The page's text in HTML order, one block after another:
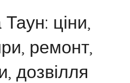
ціни,
ремонт,
дозвілля